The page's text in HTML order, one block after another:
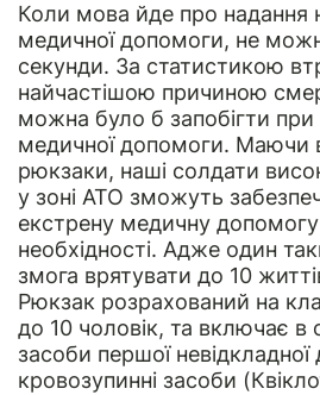
Коли мова йде про надання
медичної допомоги, не
секунди. За статистикою
найчастішою причиною
можна було б запобігти при
медичної допомоги. Маючи в
рюкзаки, наші солдати
у зоні АТО зможуть
екстрену медичну допомогу
необхідності. Адже один
змога врятувати до 10
Рюкзак розрахований на
до 10 чоловік, та включає в
засоби першої
кровозупинні засоби